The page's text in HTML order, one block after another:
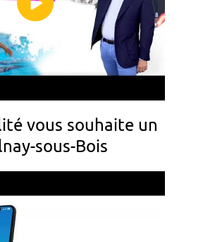
vous souhaite un
sous-Bois